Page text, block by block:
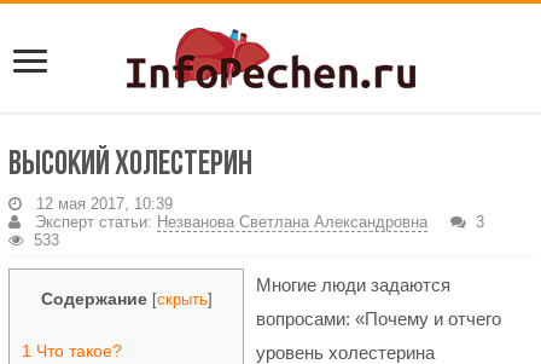
Высокий холестерин
12 мая 2017, 10:39
Эксперт статьи: Незванова Светлана Александровна
3
533
Содержание [скрыть]
1 Что такое?
Многие люди задаются
вопросами: «Почему и отчего
уровень холестерина